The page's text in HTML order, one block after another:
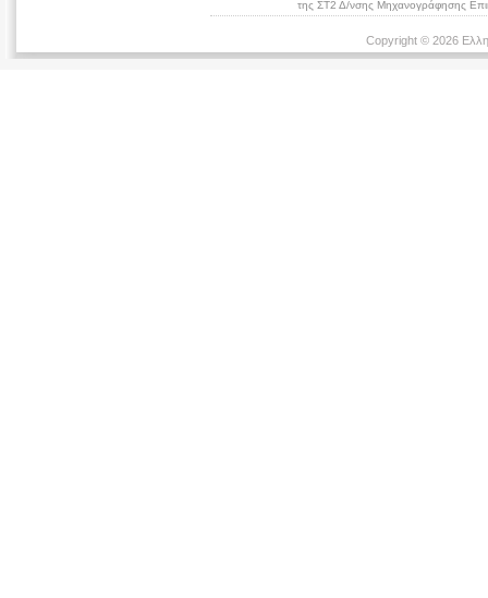
της ΣΤ2 Δ/νσης Μηχανογράφησης
Copyright © 2026